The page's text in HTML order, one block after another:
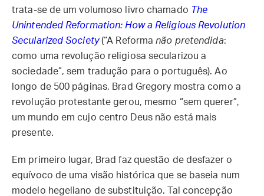
trata-se de um volumoso livro chamado The
Unintended Reformation: How a Religious Revolution
Secularized Society (“A Reformanão pretendida:
como uma revolução religiosa secularizou a
sociedade”, sem tradução para o português). Ao
longo de 500 páginas, Brad Gregory mostra como a
revolução protestante gerou, mesmo “sem querer”,
um mundo em cujo centro Deus não está mais
presente.
Em primeiro lugar, Brad faz questão de desfazer o
equívoco de uma visão histórica que se baseia num
modelo hegeliano de substituição. Tal concepção